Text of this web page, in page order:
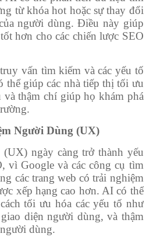
từ khóa hot hoặc sự thay đổi
người dùng. Điều này giúp
hơn cho các chiến lược SEO
vấn tìm kiếm và các yếu tố
thể giúp các nhà tiếp thị tối ưu
và thậm chí giúp họ khám phá
Người Dùng (UX)
ngày càng trở thành yếu
vì Google và các công cụ tìm
các trang web có trải nghiệm
xếp hạng cao hơn. AI có thể
tối ưu hóa các yếu tố như
diện người dùng, và thậm
dùng.